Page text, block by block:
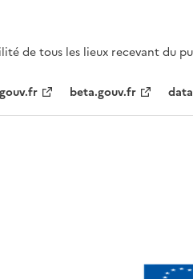
de tous les lieux recevant du
beta.gouv.fr